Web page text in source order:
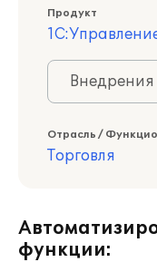
Продукт
Отрасль /
Торговля
функции: